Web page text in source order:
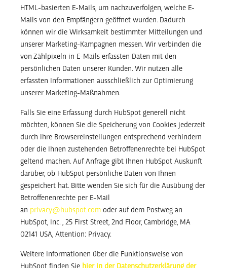
HTML-basierten E-Mails, um nachzuverfolgen, welche E-
Mails von den Empfängern geöffnet wurden. Dadurch
können wir die Wirksamkeit bestimmter Mitteilungen und
unserer Marketing-Kampagnen messen. Wir verbinden die
von Zählpixeln in E-Mails erfassten Daten mit den
persönlichen Daten unserer Kunden. Wir nutzen alle
erfassten Informationen ausschließlich zur Optimierung
unserer Marketing-Maßnahmen.
Falls Sie eine Erfassung durch HubSpot generell nicht
möchten, können Sie die Speicherung von Cookies jederzeit
durch Ihre Browsereinstellungen entsprechend verhindern
oder die Ihnen zustehenden Betroffenenrechte bei HubSpot
geltend machen. Auf Anfrage gibt Ihnen HubSpot Auskunft
darüber, ob HubSpot persönliche Daten von Ihnen
gespeichert hat. Bitte wenden Sie sich für die Ausübung der
Betroffenenrechte per E-Mail
an privacy@hubspot.com oder auf dem Postweg an
HubSpot, Inc. , 25 First Street, 2nd Floor, Cambridge, MA
02141 USA, Attention: Privacy.
Weitere Informationen über die Funktionsweise von
HubSpot finden Sie hier in der Datenschutzerklärung der